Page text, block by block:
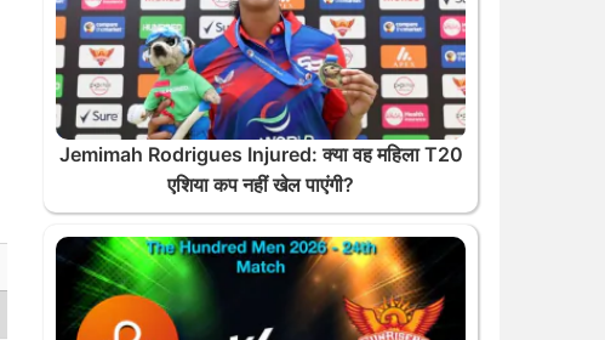
Jemimah Rodrigues Injured: क्या वह महिला T20
एशिया कप नहीं खेल पाएंगी?